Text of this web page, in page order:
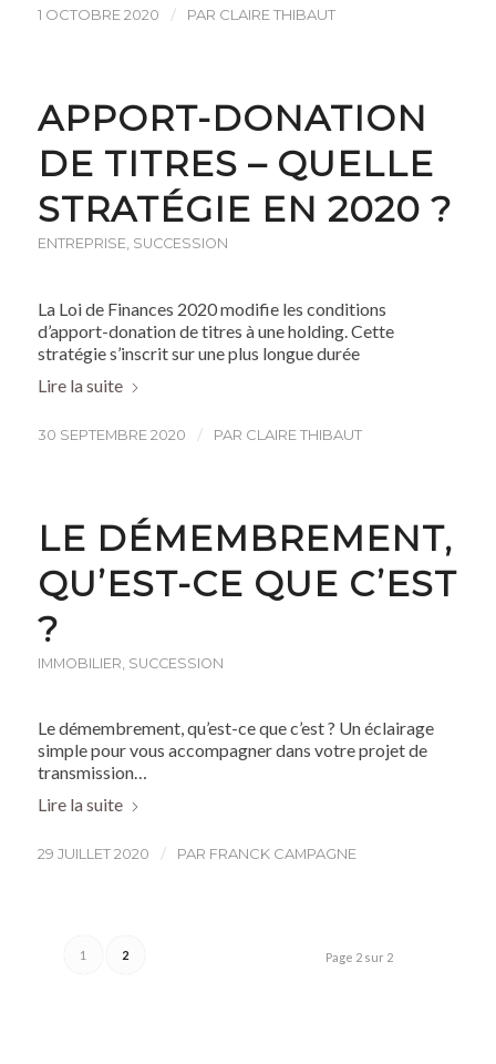
1 OCTOBRE 2020 / PAR CLAIRE THIBAUT
APPORT-DONATION
DE TITRES – QUELLE
STRATÉGIE EN 2020 ?
ENTREPRISE, SUCCESSION
La Loi de Finances 2020 modifie les conditions
d’apport-donation de titres à une holding. Cette
stratégie s’inscrit sur une plus longue durée
Lire la suite
30 SEPTEMBRE 2020 / PAR CLAIRE THIBAUT
LE DÉMEMBREMENT,
QU’EST-CE QUE C’EST
?
IMMOBILIER SUCCESSION
Le démembrement, qu’est-ce que c’est ? Un éclairage
simple pour vous accompagner dans votre projet de
transmission…
Lire la suite
29 JUILLET 2020 / PAR FRANCK CAMPAGNE
Page 2 sur 2
1 2